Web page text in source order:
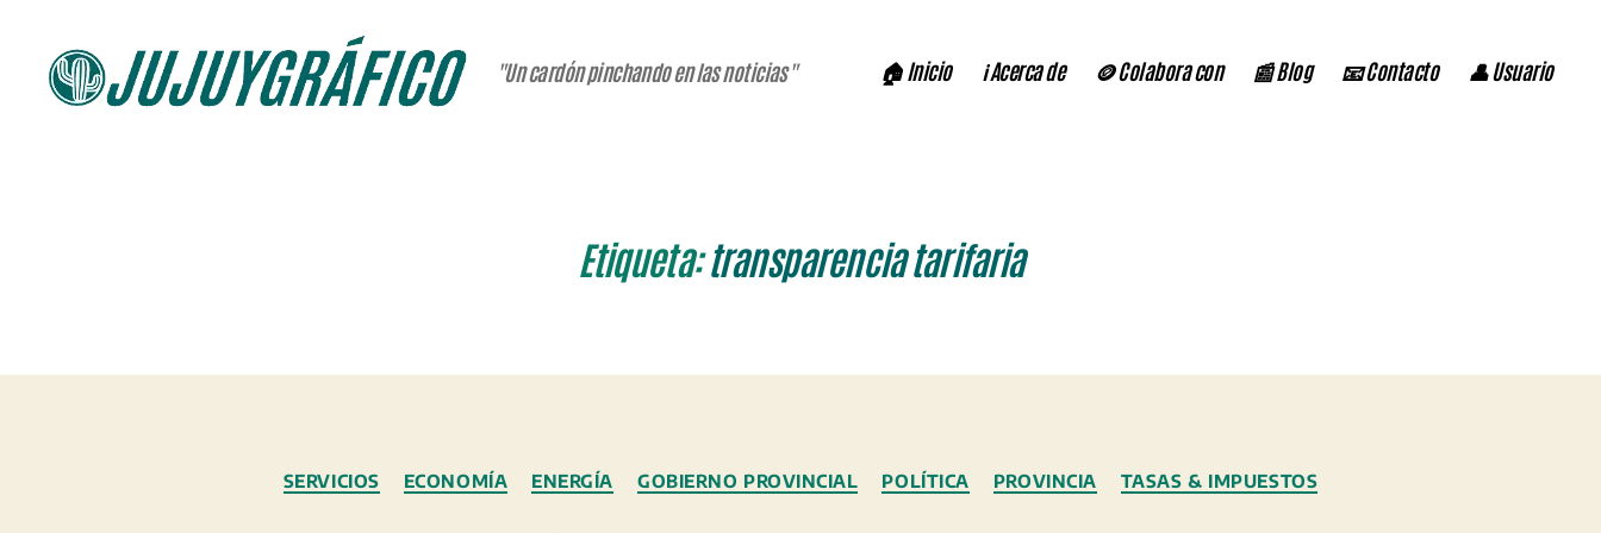
"Un cardón pinchando en las noticias" 🏠 Inicio ℹ️ Acerca de 🪙 Colabora con 📰 Blog 📧 Contacto 👤 Usuario
Etiqueta: transparencia tarifaria
Categorías
SERVICIOS ECONOMÍA ENERGÍA GOBIERNO PROVINCIAL POLÍTICA PROVINCIA TASAS & IMPUESTOS